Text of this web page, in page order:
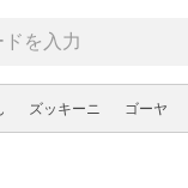
ズッキーニ ゴーヤ